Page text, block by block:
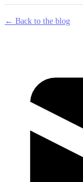
← Back to the blog